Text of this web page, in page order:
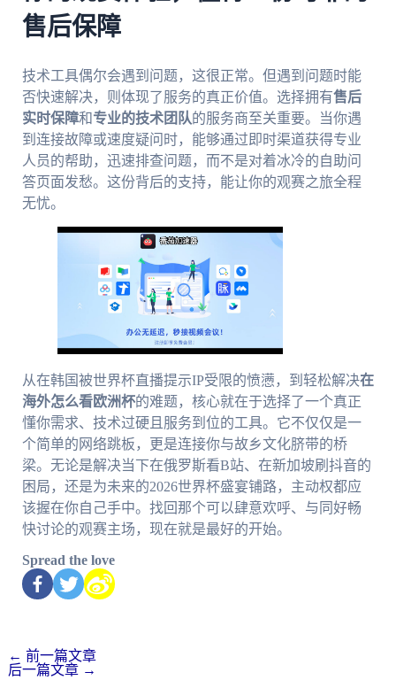
售后保障
技术工具偶尔会遇到问题，这很正常。但遇到问题时能
否快速解决，则体现了服务的真正价值。选择拥有售后
实时保障和专业的技术团队的服务商至关重要。当你遇
到连接故障或速度疑问时，能够通过即时渠道获得专业
人员的帮助，迅速排查问题，而不是对着冰冷的自助问
答页面发愁。这份背后的支持，能让你的观赛之旅全程
无忧。
从在韩国被世界杯直播提示IP受限的愤懑，到轻松解决在
海外怎么看欧洲杯的难题，核心就在于选择了一个真正
懂你需求、技术过硬且服务到位的工具。它不仅仅是一
个简单的网络跳板，更是连接你与故乡文化脐带的桥
梁。无论是解决当下在俄罗斯看B站、在新加坡刷抖音的
困局，还是为未来的2026世界杯盛宴铺路，主动权都应
该握在你自己手中。找回那个可以肆意欢呼、与同好畅
快讨论的观赛主场，现在就是最好的开始。
Spread the love
← 前一篇文章
后一篇文章 →